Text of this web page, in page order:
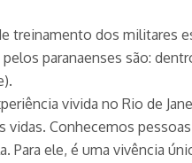
treinamento dos militares
paranaenses são:
vivida no Rio de
Conhecemos
Para ele, é uma vivência